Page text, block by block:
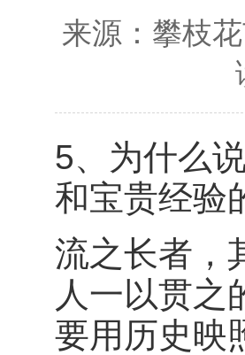
来源： 攀枝
5、为什么
和宝贵经验
流之长者，
人一以贯之
要用历史映